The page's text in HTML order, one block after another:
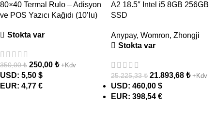
80×40 Termal Rulo – Adisyon
ve POS Yazıcı Kağıdı (10’lu)
Stokta var
350,00₺ 250,00 ₺ +Kdv
USD: 5,50 $
EUR: 4,77 €
A2 18.5″ Intel i5 8GB 256GB
SSD
Anypay, Womron, Zhongji
Stokta var
25.225,33₺ 21.893,68 ₺ +Kdv
USD: 460,00 $
EUR: 398,54 €